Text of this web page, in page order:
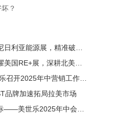
？
美世乐携定制光储方案亮相尼日利亚能源展，精准破解西非用电难题
美世乐携全场景光储方案闪耀美国RE+展，深耕北美赋能零碳转型
全面出击 冲刺卓越——美世乐召开2025年中营销工作会议
品牌加速拓局拉美市场
聚焦核心责任 · 冲刺卓越目标——美世乐2025年中会议圆满举行